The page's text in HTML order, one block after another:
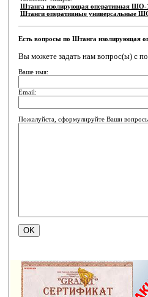
Штанга изолирующая оперативная ШО-
Штанги оперативные
Есть вопросы по Штанга изолирующая
Вы можете задать нам вопрос(ы) с
Ваше имя:
Email:
Пожалуйста, сформулируйте Ваши